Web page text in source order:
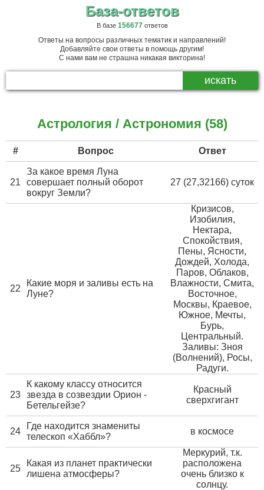
База-ответов
В базе 156677ответов
Ответы на вопросы различных тематик и направлений!
Добавляйте свои ответы в помощь другим!
С нами вам не страшна никакая викторина!
Астрология / Астрономия (58)
# Вопрос Ответ
21
За какое время Луна
совершает полный оборот
вокруг Земли?
27 (27,32166) суток
22
Какие моря и заливы есть на
Луне?
Кризисов,
Изобилия,
Нектара,
Спокойствия,
Пены, Ясности,
Дождей, Холода,
Паров, Облаков,
Влажности, Смита,
Восточное,
Москвы, Краевое,
Южное, Мечты,
Бурь,
Центральный.
Заливы: Зноя
(Волнений), Росы,
Радуги.
23
К какому классу относится
звезда в созвездии Орион -
Бетельгейзе?
Красный
сверхгигант
24
Где находится знамениты
телескоп «Хаббл»?
в космосе
25
Какая из планет практически
лишена атмосферы?
Меркурий, т.к.
расположена
очень близко к
солнцу.